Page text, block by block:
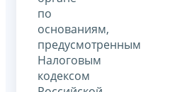
по
основаниям,
предусмотренным
Налоговым
кодексом